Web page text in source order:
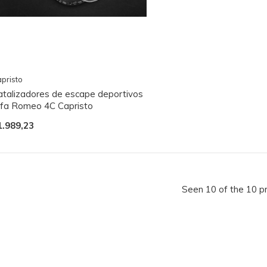
de escape deportivos
Romeo 4C Capristo
Seen 10 of the 10